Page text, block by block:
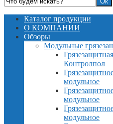
Каталог продукции
О КОМПАНИИ
Обзоры
Модульные
Контролпол
модульное
модульное
модульное